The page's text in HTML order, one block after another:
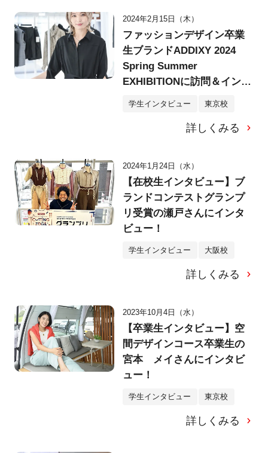
2024年2月15日（木）
ファッションデザイン卒業
生ブランドADDIXY 2024
Spring Summer
EXHIBITIONに訪問＆インタ
ビュー
学生インタビュー 東京校
詳しくみる
2024年1月24日（水）
【在校生インタビュー】ブ
ランドコンテストグランプ
リ受賞の瀬戸さんにインタ
ビュー！
学生インタビュー 大阪校
詳しくみる
2023年10月4日（水）
【卒業生インタビュー】空
間デザインコース卒業生の
宮本 メイさんにインタビ
ュー！
学生インタビュー 東京校
詳しくみる